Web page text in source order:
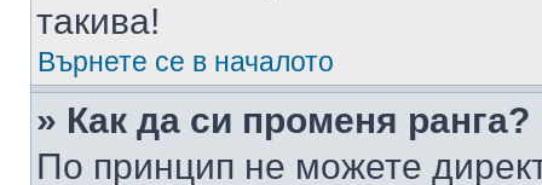
такива!
Върнете се в началото
» Как да си променя ранга?
По принцип не можете